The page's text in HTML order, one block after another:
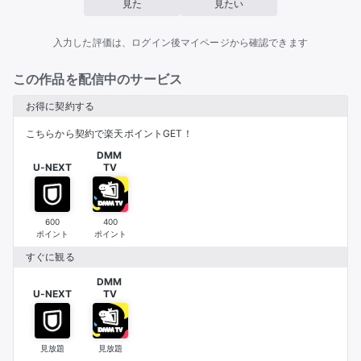
見た 見たい
入力した評価は、ログイン後マイページから確認できます
この作品を配信中のサービス
お得に契約する
こちらから契約で楽天ポイントGET！
U-NEXT
600
ポイント
DMM
TV
400
ポイント
すぐに観る
U-NEXT
見放題
DMM
TV
見放題